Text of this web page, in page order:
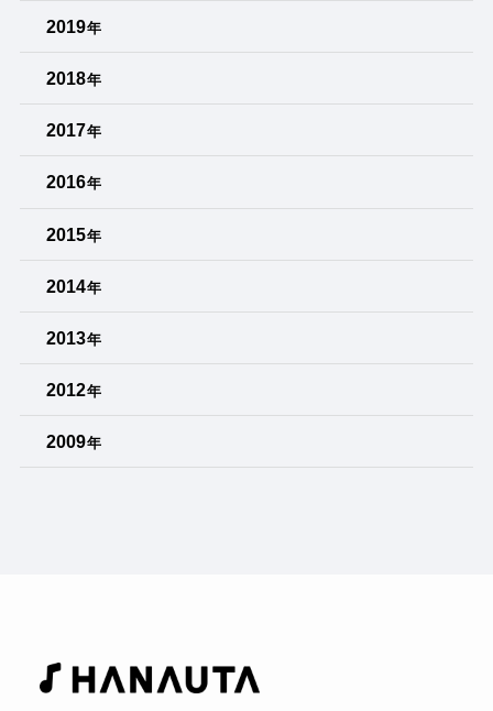
2019年
2018年
2017年
2016年
2015年
2014年
2013年
2012年
2009年